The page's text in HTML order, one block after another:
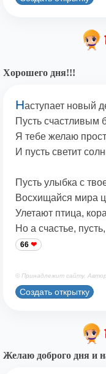
Хорошего дня!!!
Наступает новый
Пусть счастливым
Я тебе желаю
И пусть светит
Пусть улыбка с
Восхищайся мира
Улетают птица,
Но а счастье,
66
© Принадлежит сайту.
Создать открытку
Желаю доброго дня и